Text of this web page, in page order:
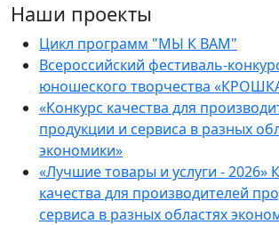
Наши проекты
Цикл программ "МЫ К ВАМ"
Всероссийский фестиваль-
юношеского творчества
«Конкурс качества для
продукции и сервиса в разных
экономики»
«Лучшие товары и услуги - 2026»
качества для производителей
сервиса в разных областях